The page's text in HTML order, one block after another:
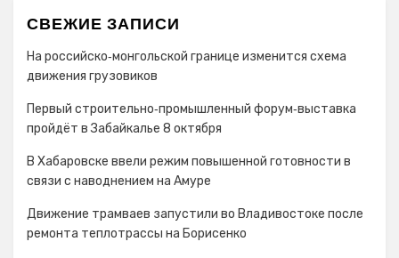
СВЕЖИЕ ЗАПИСИ
На российско‑монгольской границе изменится схема
движения грузовиков
Первый строительно‑промышленный форум‑выставка
пройдёт в Забайкалье 8 октября
В Хабаровске ввели режим повышенной готовности в
связи с наводнением на Амуре
Движение трамваев запустили во Владивостоке после
ремонта теплотрассы на Борисенко